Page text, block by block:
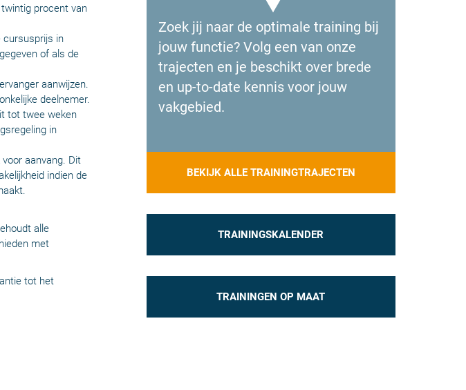
procent van
cursusprijs in
of als de
aanwijzen.
deelnemer.
tot twee weken
in
aanvang. Dit
indien de
alle
met
tot het
Zoek jij naar de optimale training bij
jouw functie? Volg een van onze
trajecten en je beschikt over brede
en up-to-date kennis voor jouw
vakgebied.
BEKIJK ALLE TRAININGTRAJECTEN
TRAININGSKALENDER
TRAININGEN OP MAAT